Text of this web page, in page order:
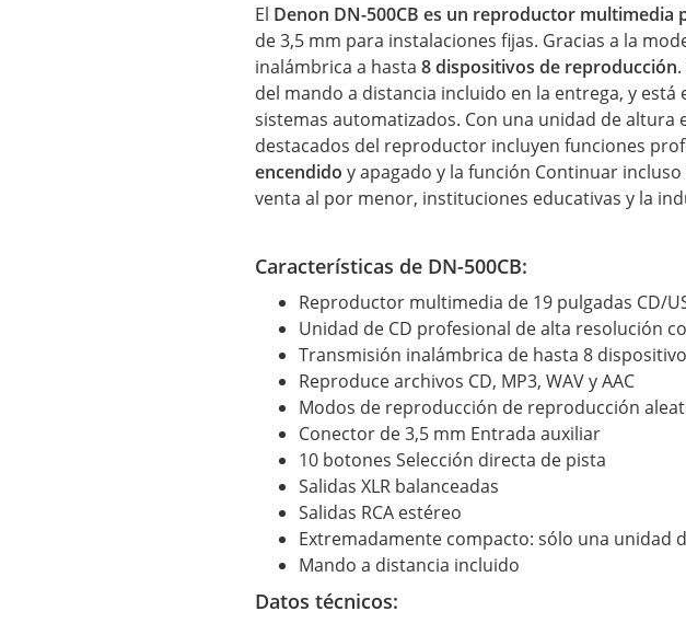
El Denon DN-500CB es un reproductor multimedia
de 3,5 mm para instalaciones fijas. Gracias a la
inalámbrica a hasta8 dispositivos de reproducción
del mando a distancia incluido en la entrega, y está
sistemas automatizados. Con una unidad de altura
destacados del reproductor incluyen funciones
encendido y apagado y la función Continuar
venta al por menor, instituciones educativas y la
Características de DN-500CB:
Reproductor multimedia de 19 pulgadas CD/
Unidad de CD profesional de alta resolución
Transmisión inalámbrica de hasta 8
Reproduce archivos CD, MP3, WAV y AAC
Modos de reproducción de reproducción
Conector de 3,5 mm Entrada auxiliar
10 botones Selección directa de pista
Salidas XLR balanceadas
Salidas RCA estéreo
Extremadamente compacto: sólo una unidad
Mando a distancia incluido
Datos técnicos: